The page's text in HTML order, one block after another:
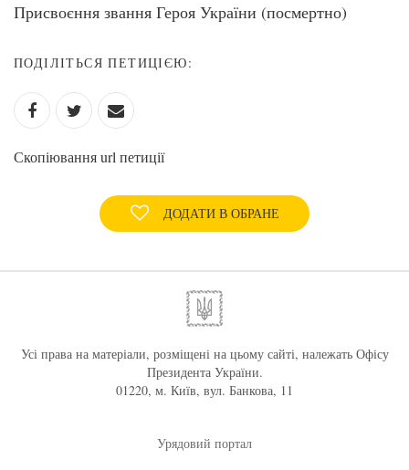
Присвоєння звання Героя України (посмертно)
ПОДІЛІТЬСЯ ПЕТИЦІЄЮ:
Скопіювання url петиції
ДОДАТИ В ОБРАНЕ
Усі права на матеріали, розміщені на цьому сайті, належать Офісу
Президента України.
01220, м. Київ, вул. Банкова, 11
Урядовий портал